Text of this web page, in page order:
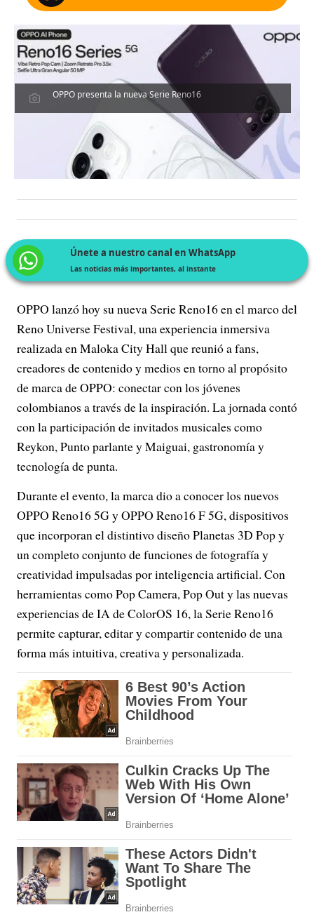
OPPO presenta la nueva Serie Reno16
Únete a nuestro canal en WhatsApp
Las noticias más importantes, al instante
OPPO lanzó hoy su nueva Serie Reno16 en el marco del
Reno Universe Festival, una experiencia inmersiva
realizada en Maloka City Hall que reunió a fans,
creadores de contenido y medios en torno al propósito
de marca de OPPO: conectar con los jóvenes
colombianos a través de la inspiración. La jornada contó
con la participación de invitados musicales como
Reykon, Punto parlante y Maiguai, gastronomía y
tecnología de punta.
Durante el evento, la marca dio a conocer los nuevos
OPPO Reno16 5G y OPPO Reno16 F 5G, dispositivos
que incorporan el distintivo diseño Planetas 3D Pop y
un completo conjunto de funciones de fotografía y
creatividad impulsadas por inteligencia artificial. Con
herramientas como Pop Camera, Pop Out y las nuevas
experiencias de IA de ColorOS 16, la Serie Reno16
permite capturar, editar y compartir contenido de una
forma más intuitiva, creativa y personalizada.